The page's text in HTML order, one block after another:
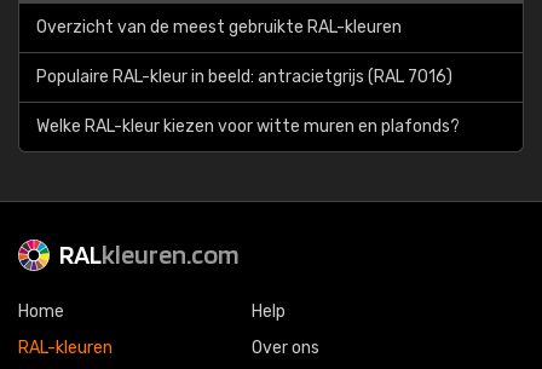
Overzicht van de meest gebruikte RAL-kleuren
Populaire RAL-kleur in beeld: antracietgrijs (RAL 7016)
Welke RAL-kleur kiezen voor witte muren en plafonds?
RALkleuren.com
Home
RAL-kleuren
Help
Over ons